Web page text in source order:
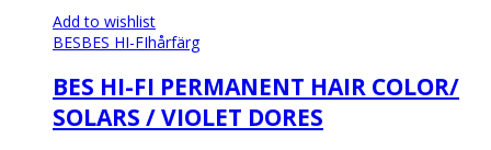
Add to wishlist
BESBES HI-FIhårfärg
BES HI-FI PERMANENT HAIR COLOR/
SOLARS / VIOLET DORES